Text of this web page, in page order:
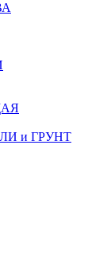
и ГРУНТ